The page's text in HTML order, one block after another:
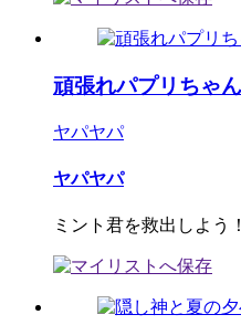
頑張れパプリちゃん
ヤパヤパ
ヤパヤパ
ミント君を救出しよう！